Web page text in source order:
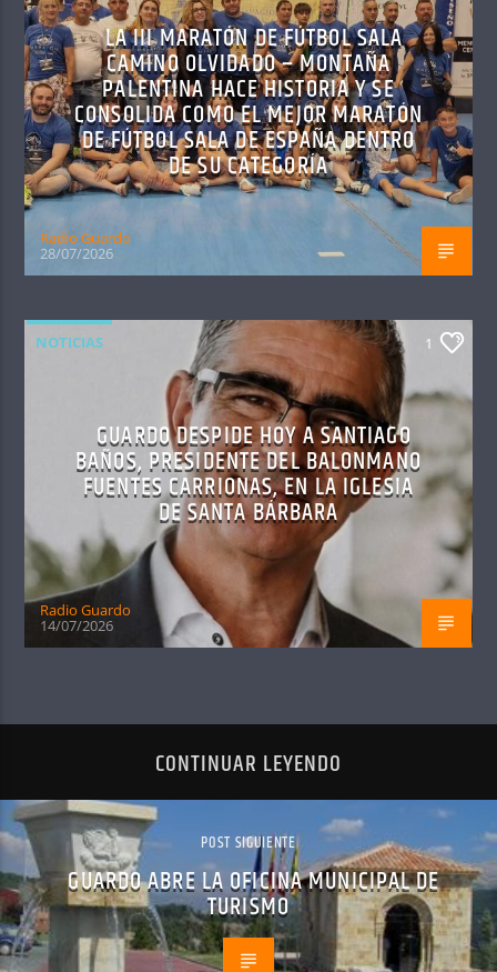
LA III MARATÓN DE FÚTBOL SALA
CAMINO OLVIDADO – MONTAÑA
PALENTINA HACE HISTORIA Y SE
CONSOLIDA COMO EL MEJOR MARATÓN
DE FÚTBOL SALA DE ESPAÑA DENTRO
DE SU CATEGORÍA
Radio Guardo
28/07/2026
NOTICIAS 1
GUARDO DESPIDE HOY A SANTIAGO
BAÑOS, PRESIDENTE DEL BALONMANO
FUENTES CARRIONAS, EN LA IGLESIA
DE SANTA BÁRBARA
Radio Guardo
14/07/2026
CONTINUAR LEYENDO
POST SIGUIENTE
GUARDO ABRE LA OFICINA MUNICIPAL DE
TURISMO